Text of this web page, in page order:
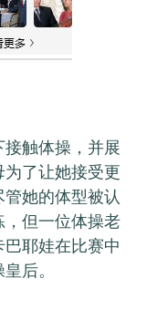
触体操，并展
了让她接受更
她的体型被认
但一位体操老
耶娃在比赛中
后。